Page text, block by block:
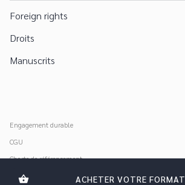
shopping_basket ACHETER VOTRE FORMAT
Foreign rights
Droits
Manuscrits
Engagement durable
CGU
Charte de référencement
Données personnelles